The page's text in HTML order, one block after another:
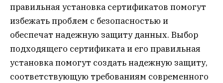
правильная установка сертификатов помогут
избежать проблем с безопасностью и
обеспечат надежную защиту данных. Выбор
подходящего сертификата и его правильная
установка помогут создать надежную защиту,
соответствующую требованиям современного